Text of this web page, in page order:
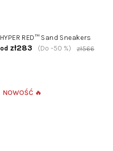
HYPER RED™ Sand Sneakers
od zł283 zł566
(Do –50 %)
NOWOŚĆ 🔥